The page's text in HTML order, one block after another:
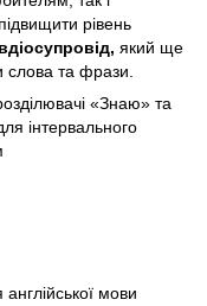
рівень
який ще
слова та фрази.
«Знаю» та
інтервального
мови